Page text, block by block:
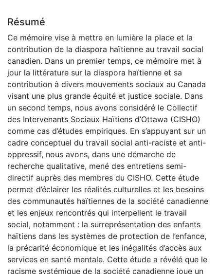
Résumé
Ce mémoire vise à mettre en lumière la place et la
contribution de la diaspora haïtienne au travail social
canadien. Dans un premier temps, ce mémoire met à
jour la littérature sur la diaspora haïtienne et sa
contribution à divers mouvements sociaux au Canada
visant une plus grande équité et justice sociale. Dans
un second temps, nous avons considéré le Collectif
des Intervenants Sociaux Haïtiens d’Ottawa (CISHO)
comme cas d’études empiriques. En s’appuyant sur un
cadre conceptuel du travail social anti-raciste et anti-
oppressif, nous avons, dans une démarche de
recherche qualitative, mené des entretiens semi-
directif auprès des membres du CISHO. Cette étude
permet d’éclairer les réalités culturelles et les besoins
des communautés haïtiennes de la société canadienne
et les enjeux rencontrés qui interpellent le travail
social, notamment : la surreprésentation des enfants
haïtiens dans les systèmes de protection de l’enfance,
la précarité économique et les inégalités d’accès aux
services en santé mentale. Cette étude a révélé que le
racisme systémique de la société canadienne joue un